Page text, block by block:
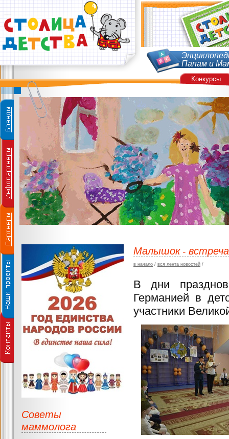
Папам и
Малышок -
в начало / вся лента новостей /
В дни
Германией в
участники
Советы
маммолога
Конкурсы